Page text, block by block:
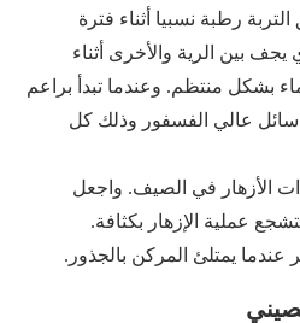
رطبة نسبيا أثناء فترة
يجف بين الرية والأخرى أثناء
بشكل منتظم. وعندما تبدأ براعم
سائل عالي الفسفور وذلك كل
الأزهار في الصيف. واجعل
عملية الإزهار بكثافة.
عندما يمتلئ المركن بالجذور.